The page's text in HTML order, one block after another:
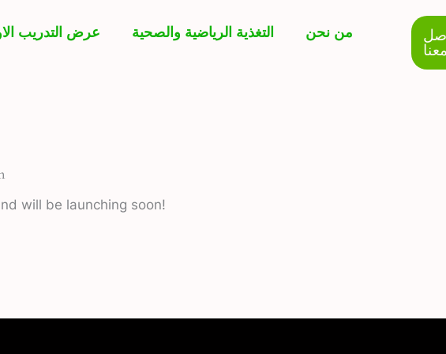
عرض التدريب التغذية الرياضية والصحية
من نحن
will be launching soon!